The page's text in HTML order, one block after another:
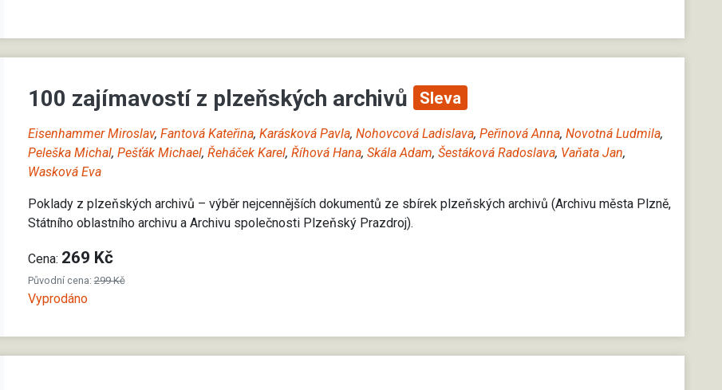
100 zajímavostí z plzeňských archivů Sleva
Eisenhammer Miroslav, Fantová Kateřina, Karásková Pavla, Nohovcová Ladislava, Peřinová Anna, Novotná Ludmila,
Peleška Michal, Pešťák Michael, Řeháček Karel, Říhová Hana, Skála Adam, Šestáková Radoslava, Vaňata Jan,
Wasková Eva
Poklady z plzeňských archivů – výběr nejcennějších dokumentů ze sbírek plzeňských archivů (Archivu města Plzně,
Státního oblastního archivu a Archivu společnosti Plzeňský Prazdroj).
Cena: 269 Kč
Původní cena:299 Kč
Vyprodáno